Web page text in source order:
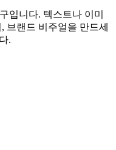
입니다. 텍스트나 이미
브랜드 비주얼을 만드세
.